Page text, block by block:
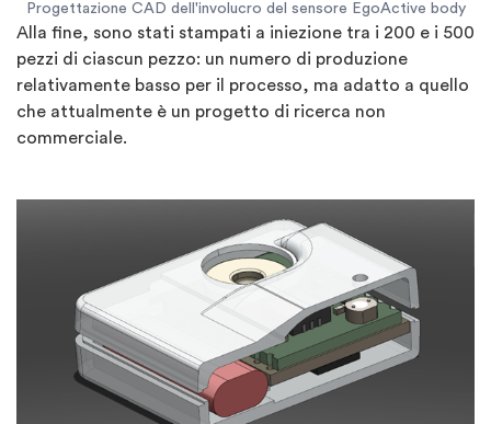
Progettazione CAD dell'involucro del sensore EgoActive body
Alla fine, sono stati stampati a iniezione tra i 200 e i 500
pezzi di ciascun pezzo: un numero di produzione
relativamente basso per il processo, ma adatto a quello
che attualmente è un progetto di ricerca non
commerciale.